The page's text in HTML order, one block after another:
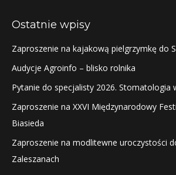
Ostatnie wpisy
Zaproszenie na kajakową pielgrzymkę do
Audycje Agroinfo – blisko rolnika
Pytanie do specjalisty 2026. Stomatologia
Zaproszenie na XXVI Międzynarodowy
Biasieda
Zaproszenie na modlitewne uroczystości
Zaleszanach